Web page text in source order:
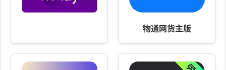
物通网货主版